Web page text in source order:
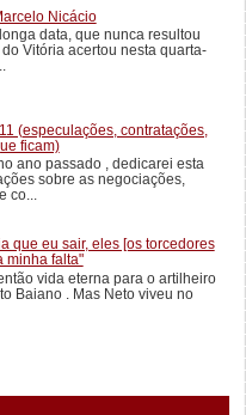
Nicácio
data, que nunca resultou
Vitória acertou nesta quarta-
(especulações, contratações,
ficam)
ano passado , dedicarei esta
sobre as negociações,
que eu sair, eles [os torcedores
minha falta"
vida eterna para o artilheiro
Baiano . Mas Neto viveu no